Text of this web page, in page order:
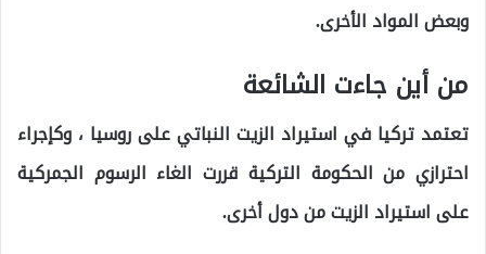
وبعض المواد الأخرى.
من أين جاءت الشائعة
تعتمد تركيا في استيراد الزيت النباتي على روسيا ، وكإجراء
احترازي من الحكومة التركية قررت الغاء الرسوم الجمركية
على استيراد الزيت من دول أخرى.